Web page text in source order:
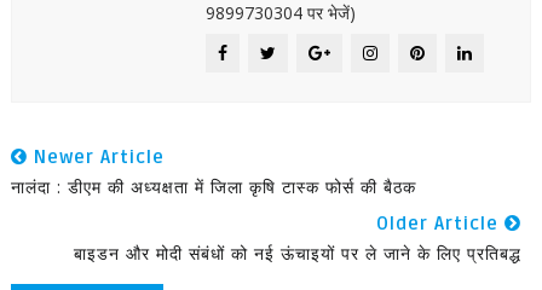
9899730304 पर भेजें)
Newer Article
नालंदा : डीएम की अध्यक्षता में जिला कृषि टास्क फोर्स की बैठक
Older Article
बाइडन और मोदी संबंधों को नई ऊंचाइयों पर ले जाने के लिए प्रतिबद्ध